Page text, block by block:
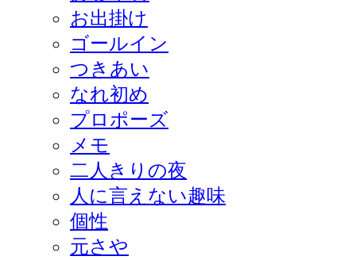
お出掛け
ゴールイン
つきあい
なれ初め
プロポーズ
メモ
二人きりの夜
人に言えない趣味
個性
元さや